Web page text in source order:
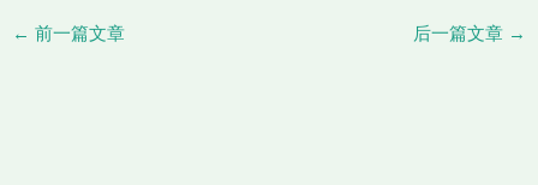
← 前一篇文章 后一篇文章 →